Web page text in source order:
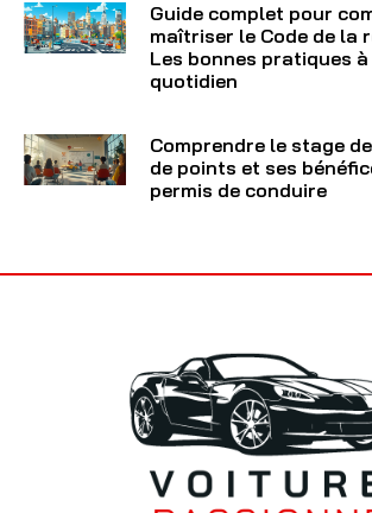
Guide complet pour
maîtriser le Code de la
Les bonnes pratiques
quotidien
Comprendre le stage
de points et ses
permis de conduire